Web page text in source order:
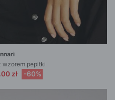
wzorem pepitki
zł -60%